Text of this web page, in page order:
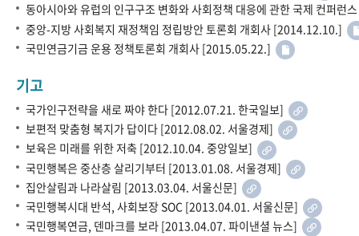
동아시아와 유럽의 인구구조 변화와 사회정책 대응에 관한 국제 컨퍼
중앙-지방 사회복지 재정책임 정립방안 토론회 개회사 [2014.12.10.]
국민연금기금 운용 정책토론회 개회사 [2015.05.22.]
기고
국가인구전략을 새로 짜야 한다 [2012.07.21. 한국일보]
보편적 맞춤형 복지가 답이다 [2012.08.02. 서울경제]
보육은 미래를 위한 저축 [2012.10.04. 중앙일보]
국민행복은 중산층 살리기부터 [2013.01.08. 서울경제]
집안살림과 나라살림 [2013.03.04. 서울신문]
국민행복시대 반석, 사회보장 SOC [2013.04.01. 서울신문]
국민행복연금, 덴마크를 보라 [2013.04.07. 파이낸셜 뉴스]